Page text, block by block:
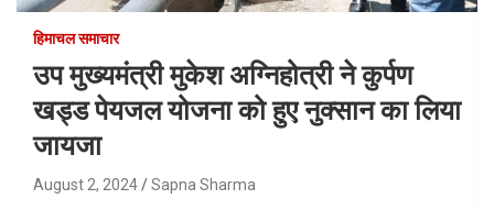
हिमाचल समाचार
उप मुख्यमंत्री मुकेश अग्निहोत्री ने कुर्पण
खड्ड पेयजल योजना को हुए नुक्सान का लिया
जायजा
August 2, 2024 Sapna Sharma